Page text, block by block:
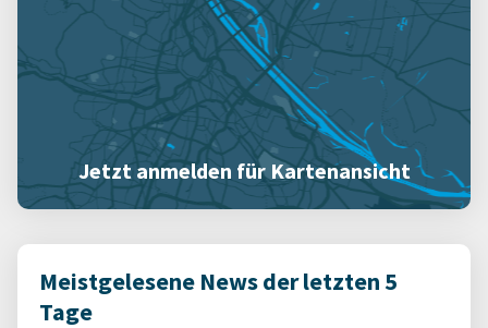
Jetzt anmelden für Kartenansicht
Meistgelesene News der letzten 5
Tage